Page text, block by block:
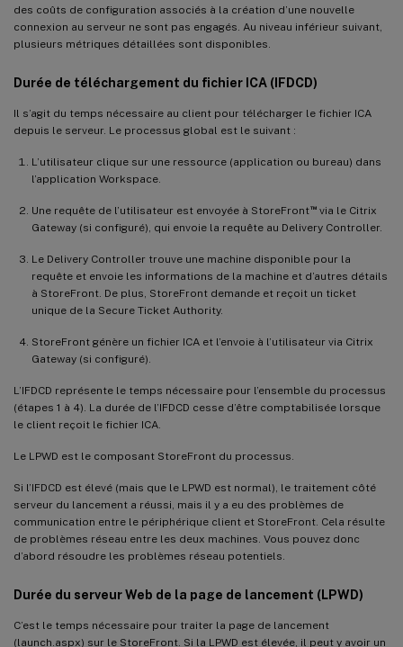
des coûts de configuration associés à la création d’une nouvelle
connexion au serveur ne sont pas engagés. Au niveau inférieur suivant,
plusieurs métriques détaillées sont disponibles.
Durée de téléchargement du fichier ICA (IFDCD)
Il s’agit du temps nécessaire au client pour télécharger le fichier ICA
depuis le serveur. Le processus global est le suivant :
L’utilisateur clique sur une ressource (application ou bureau) dans
l’application Workspace.
Une requête de l’utilisateur est envoyée à StoreFront™via le Citrix
Gateway (si configuré), qui envoie la requête au Delivery Controller.
Le Delivery Controller trouve une machine disponible pour la
requête et envoie les informations de la machine et d’autres détails
à StoreFront. De plus, StoreFront demande et reçoit un ticket
unique de la Secure Ticket Authority.
StoreFront génère un fichier ICA et l’envoie à l’utilisateur via Citrix
Gateway (si configuré).
L’IFDCD représente le temps nécessaire pour l’ensemble du processus
(étapes 1 à 4). La durée de l’IFDCD cesse d’être comptabilisée lorsque
le client reçoit le fichier ICA.
Le LPWD est le composant StoreFront du processus.
Si l’IFDCD est élevé (mais que le LPWD est normal), le traitement côté
serveur du lancement a réussi, mais il y a eu des problèmes de
communication entre le périphérique client et StoreFront. Cela résulte
de problèmes réseau entre les deux machines. Vous pouvez donc
d’abord résoudre les problèmes réseau potentiels.
Durée du serveur Web de la page de lancement (LPWD)
C’est le temps nécessaire pour traiter la page de lancement
(launch.aspx) sur le StoreFront. Si la LPWD est élevée, il peut y avoir un